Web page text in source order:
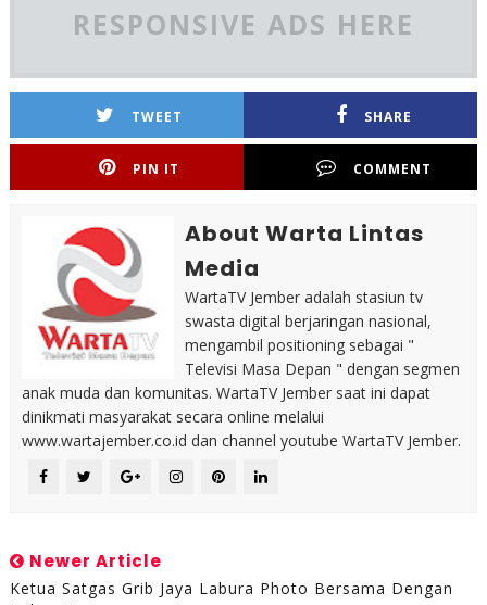
RESPONSIVE ADS HERE
TWEET SHARE
PIN IT COMMENT
About Warta Lintas
Media
WartaTV Jember adalah stasiun tv
swasta digital berjaringan nasional,
mengambil positioning sebagai "
Televisi Masa Depan " dengan segmen
anak muda dan komunitas. WartaTV Jember saat ini dapat
dinikmati masyarakat secara online melalui
www.wartajember.co.id dan channel youtube WartaTV Jember.
Newer Article
Ketua Satgas Grib Jaya Labura Photo Bersama Dengan